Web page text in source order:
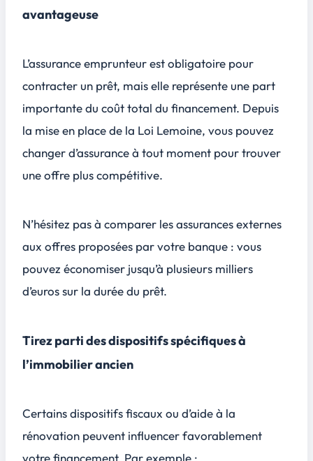
avantageuse
L’assurance emprunteur est obligatoire pour
contracter un prêt, mais elle représente une part
importante du coût total du financement. Depuis
la mise en place de la Loi Lemoine, vous pouvez
changer d’assurance à tout moment pour trouver
une offre plus compétitive.
N’hésitez pas à comparer les assurances externes
aux offres proposées par votre banque : vous
pouvez économiser jusqu’à plusieurs milliers
d’euros sur la durée du prêt.
Tirez parti des dispositifs spécifiques à
l’immobilier ancien
Certains dispositifs fiscaux ou d’aide à la
rénovation peuvent influencer favorablement
votre financement. Par exemple :